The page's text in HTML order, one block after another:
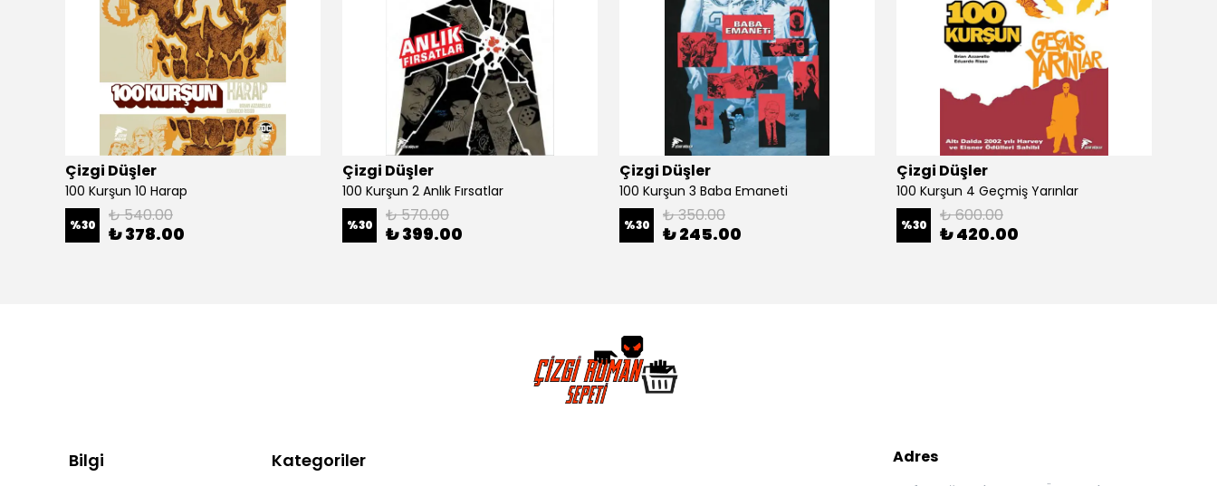
Çizgi Düşler
100 Kurşun 10 Harap
%30 ₺ 540.00
₺ 378.00
Çizgi Düşler
100 Kurşun 2 Anlık Fırsatlar
%30 ₺ 570.00
₺ 399.00
Çizgi Düşler
100 Kurşun 3 Baba Emaneti
%30 ₺ 350.00
₺ 245.00
Çizgi Düşler
100 Kurşun 4 Geçmiş Yarınlar
%30 ₺ 600.00
₺ 420.00
Bilgi Kategoriler
Adres